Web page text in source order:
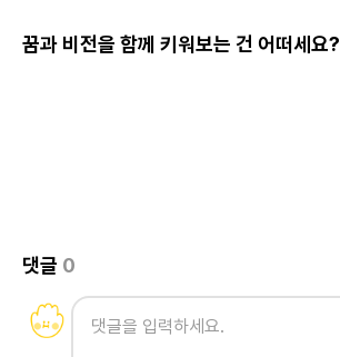
꿈과 비전을 함께 키워보는 건 어떠세요?
댓글 0